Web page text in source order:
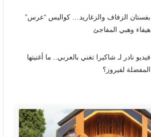
بفستان الزفاف والزغاريد… كواليس “عرس”
هيفاء وهبي المفاجئ
فيديو نادر لـ شاكيرا تغني بالعربي.. ما أغنيتها
المفضلة لفيروز؟